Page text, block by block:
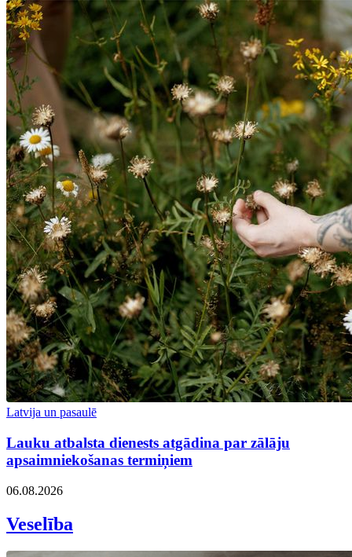
Latvija un pasaulē
Lauku atbalsta dienests atgādina par zālāju
apsaimniekošanas termiņiem
06.08.2026
Veselība